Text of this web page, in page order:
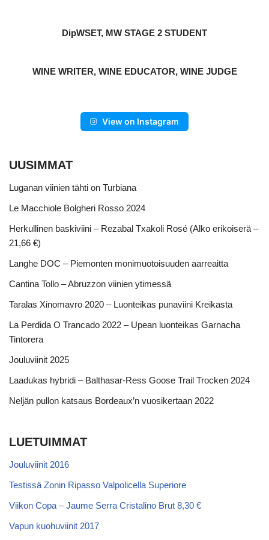
DipWSET, MW STAGE 2 STUDENT
WINE WRITER, WINE EDUCATOR, WINE JUDGE
View on Instagram
UUSIMMAT
Luganan viinien tähti on Turbiana
Le Macchiole Bolgheri Rosso 2024
Herkullinen baskiviini – Rezabal Txakoli Rosé (Alko erikoiserä –
21,66 €)
Langhe DOC – Piemonten monimuotoisuuden aarreaitta
Cantina Tollo – Abruzzon viinien ytimessä
Taralas Xinomavro 2020 – Luonteikas punaviini Kreikasta
La Perdida O Trancado 2022 – Upean luonteikas Garnacha
Tintorera
Jouluviinit 2025
Laadukas hybridi – Balthasar-Ress Goose Trail Trocken 2024
Neljän pullon katsaus Bordeaux’n vuosikertaan 2022
LUETUIMMAT
Jouluviinit 2016
Testissä Zonin Ripasso Valpolicella Superiore
Viikon Copa – Jaume Serra Cristalino Brut 8,30 €
Vapun kuohuviinit 2017